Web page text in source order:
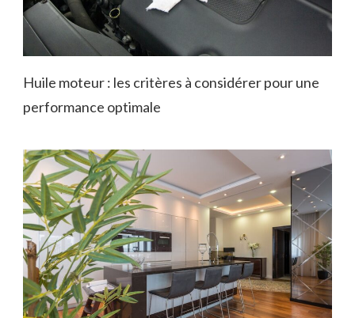
Huile moteur : les critères à considérer pour une
performance optimale